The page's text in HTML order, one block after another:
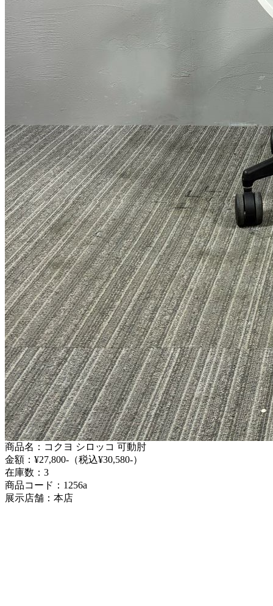
商品名：コクヨ シロッコ 可動肘
金額：¥27,800-（税込¥30,580-）
在庫数：3
商品コード：1256a
展示店舗：本店